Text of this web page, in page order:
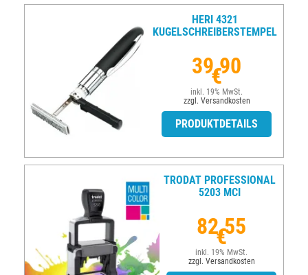
HERI 4321
KUGELSCHREIBERSTEMPEL
39,90
€
inkl. 19% MwSt.
zzgl. Versandkosten
PRODUKTDETAILS
TRODAT PROFESSIONAL
5203 MCI
82,55
€
inkl. 19% MwSt.
zzgl. Versandkosten